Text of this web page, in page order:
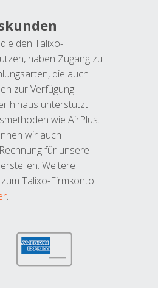
den Talixo-
haben Zugang zu
die auch
zur Verfügung
hinaus unterstützt
wie AirPlus.
wir auch
für unsere
Weitere
Talixo-Firmkonto
.